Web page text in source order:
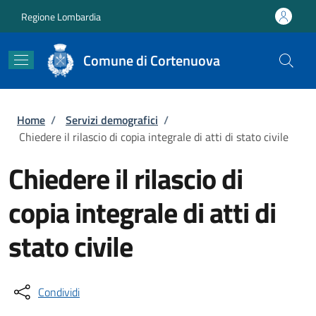
Regione Lombardia
Comune di Cortenuova
Briciole di pane
Home / Servizi demografici /
Chiedere il rilascio di copia integrale di atti di stato civile
Chiedere il rilascio di
copia integrale di atti di
stato civile
Condividi